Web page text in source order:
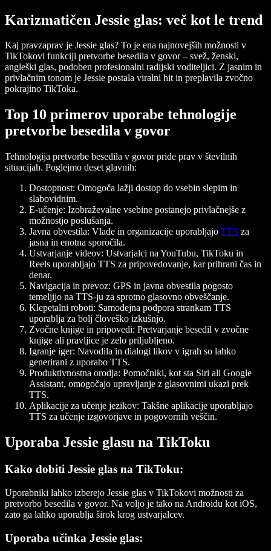
Karizmatičen Jessie glas: več kot le trend
Kaj pravzaprav je Jessie glas? To je ena najnovejših možnosti v
TikTokovi funkciji pretvorbe besedila v govor – svež, ženski,
angleški glas, podoben profesionalni radijski voditeljici. Z jasnim in
privlačnim tonom je Jessie postala viralni hit in preplavila zvočno
pokrajino TikToka.
Top 10 primerov uporabe tehnologije
pretvorbe besedila v govor
Tehnologija pretvorbe besedila v govor pride prav v številnih
situacijah. Poglejmo deset glavnih:
Dostopnost: Omogoča lažji dostop do vsebin slepim in
slabovidnim.
E-učenje: Izobraževalne vsebine postanejo privlačnejše z
možnostjo poslušanja.
Javna obvestila: Vlade in organizacije uporabljajo TTS za
jasna in enotna sporočila.
Ustvarjanje videov: Ustvarjalci na YouTubu, TikToku in
Reels uporabljajo TTS za pripovedovanje, kar prihrani čas in
denar.
Navigacija in prevoz: GPS in javna obvestila pogosto
temeljijo na TTS-ju za sprotno glasovno obveščanje.
Klepetalni roboti: Samodejna podpora strankam TTS
uporablja za bolj človeško izkušnjo.
Zvočne knjige in pripovedi: Pretvarjanje besedil v zvočne
knjige ali pravljice je zelo priljubljeno.
Igranje iger: Navodila in dialogi likov v igrah so lahko
generirani z uporabo TTS.
Produktivnostna orodja: Pomočniki, kot sta Siri ali Google
Assistant, omogočajo upravljanje z glasovnimi ukazi prek
TTS.
Aplikacije za učenje jezikov: Takšne aplikacije uporabljajo
TTS za učenje izgovorjave in pogovornih veščin.
Uporaba Jessie glasu na TikToku
Kako dobiti Jessie glas na TikToku:
Uporabniki lahko izberejo Jessie glas v TikTokovi možnosti za
pretvorbo besedila v govor. Na voljo je tako na Androidu kot iOS,
zato ga lahko uporablja širok krog ustvarjalcev.
Uporaba učinka Jessie glas: